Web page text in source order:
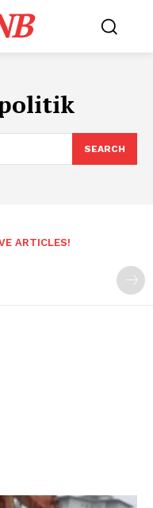
SEARCH
ARTICLES!